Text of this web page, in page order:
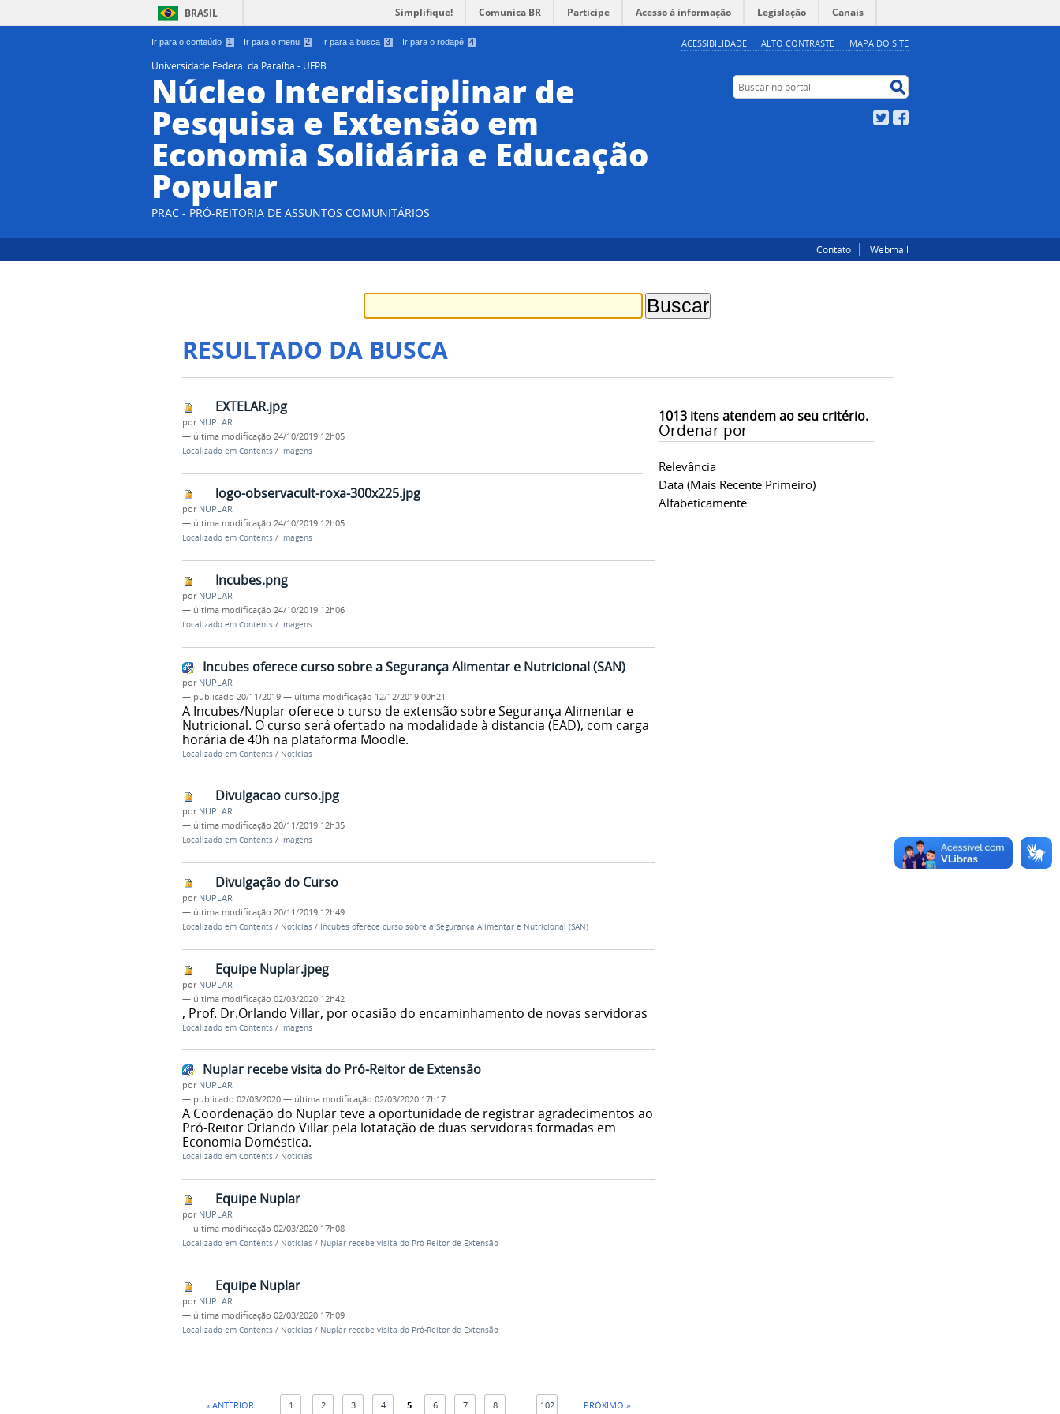
Ir para o conteúdo 1 Ir para o menu 2 Ir para a busca 3 Ir para o rodapé 4 ACESSIBILIDADE ALTO CONTRASTE MAPA DO SITE
BRASIL Simplifique! Comunica BR Participe Acesso à informação Legislação Canais
Universidade Federal da Paraíba - UFPB
Núcleo Interdisciplinar de
Pesquisa e Extensão em
Economia Solidária e Educação
Popular
PRAC - PRÓ-REITORIA DE ASSUNTOS COMUNITÁRIOS
Buscar no portal
Twitter
Contato Webmail
RESULTADO DA BUSCA
1013itens atendem ao seu critério.
Ordenar por
Relevância
Data (mais Recente Primeiro)
Alfabeticamente
EXTELAR.jpg
por NUPLAR
— última modificação 24/10/2019 12h05
Localizado em Contents / Imagens
logo-observacult-roxa-300x225.jpg
por NUPLAR
— última modificação 24/10/2019 12h05
Localizado em Contents / Imagens
Incubes.png
por NUPLAR
— última modificação 24/10/2019 12h06
Localizado em Contents / Imagens
Incubes oferece curso sobre a Segurança Alimentar e Nutricional (SAN)
por NUPLAR
— publicado 20/11/2019 — última modificação 12/12/2019 00h21
A Incubes/Nuplar oferece o curso de extensão sobre Segurança Alimentar e
Nutricional. O curso será ofertado na modalidade à distancia (EAD), com carga
horária de 40h na plataforma Moodle.
Localizado em Contents / Notícias
Divulgacao curso.jpg
por NUPLAR
— última modificação 20/11/2019 12h35
Localizado em Contents / Imagens
Divulgação do Curso
por NUPLAR
— última modificação 20/11/2019 12h49
Localizado em Contents / Notícias / Incubes oferece curso sobre a Segurança Alimentar e Nutricional (SAN)
Equipe Nuplar.jpeg
por NUPLAR
— última modificação 02/03/2020 12h42
, Prof. Dr.Orlando Villar, por ocasião do encaminhamento de novas servidoras
Localizado em Contents / Imagens
Nuplar recebe visita do Pró-Reitor de Extensão
por NUPLAR
— publicado 02/03/2020 — última modificação 02/03/2020 17h17
A Coordenação do Nuplar teve a oportunidade de registrar agradecimentos ao
Pró-Reitor Orlando Villar pela lotatação de duas servidoras formadas em
Economia Doméstica.
Localizado em Contents / Notícias
Equipe Nuplar
por NUPLAR
— última modificação 02/03/2020 17h08
Localizado em Contents / Notícias / Nuplar recebe visita do Pró-Reitor de Extensão
Equipe Nuplar
por NUPLAR
— última modificação 02/03/2020 17h09
Localizado em Contents / Notícias / Nuplar recebe visita do Pró-Reitor de Extensão
« ANTERIOR 1 2 3 4 5 6 7 8 102 PRÓXIMO »